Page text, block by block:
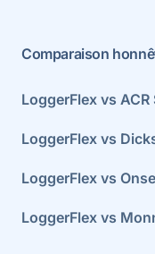
Comparaison
LoggerFlex vs ACR
LoggerFlex vs
LoggerFlex vs
LoggerFlex vs